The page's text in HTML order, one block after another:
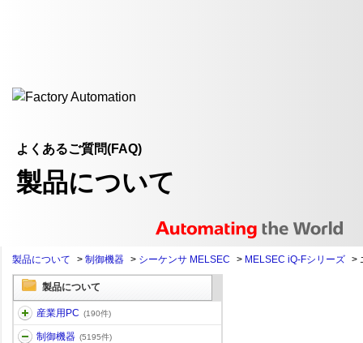
よくあるご質問(FAQ)
製品について
製品について > 制御機器 > シーケンサ MELSEC > MELSEC iQ-Fシリーズ >
製品について
産業用PC (190件)
制御機器 (5195件)